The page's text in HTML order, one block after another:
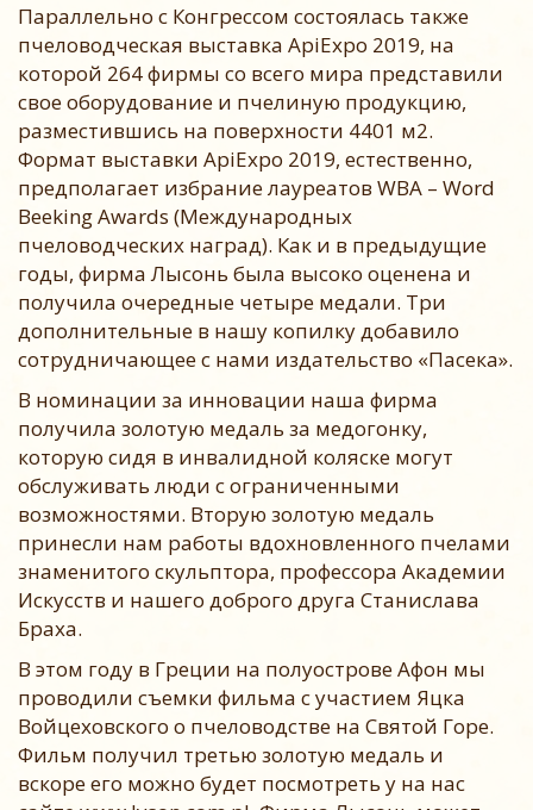
Параллельно с Конгрессом состоялась также
пчеловодческая выставка ApiExpo 2019, на
которой 264 фирмы со всего мира представили
свое оборудование и пчелиную продукцию,
разместившись на поверхности 4401 м2.
Формат выставки ApiExpo 2019, естественно,
предполагает избрание лауреатов WBA – Word
Beeking Awards (Международных
пчеловодческих наград). Как и в предыдущие
годы, фирма Лысонь была высоко оценена и
получила очередные четыре медали. Три
дополнительные в нашу копилку добавило
сотрудничающее с нами издательство «Пасека».
В номинации за инновации наша фирма
получила золотую медаль за медогонку,
которую сидя в инвалидной коляске могут
обслуживать люди с ограниченными
возможностями. Вторую золотую медаль
принесли нам работы вдохновленного пчелами
знаменитого скульптора, профессора Академии
Искусств и нашего доброго друга Станислава
Браха.
В этом году в Греции на полуострове Афон мы
проводили съемки фильма с участием Яцка
Войцеховского о пчеловодстве на Святой Горе.
Фильм получил третью золотую медаль и
вскоре его можно будет посмотреть у на нас